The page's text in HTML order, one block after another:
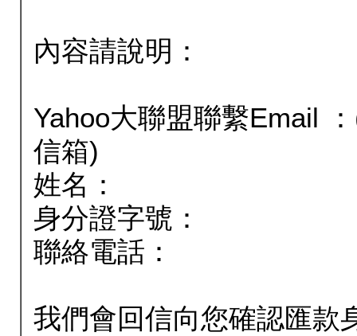
內容請說明：
Yahoo大聯盟聯繫Email
信箱)
姓名：
身分證字號：
聯絡電話：
我們會回信向您確認匯款